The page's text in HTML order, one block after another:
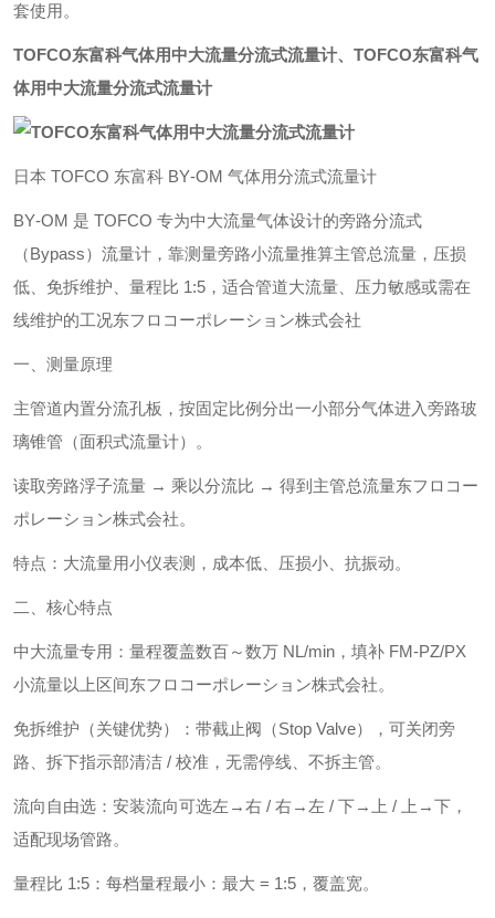
套使用。
TOFCO东富科气体用中大流量分流式流量计、 TOFCO东富科气
体用中大流量分流式流量计
日本 TOFCO 东富科 BY‑OM 气体用分流式流量计
BY‑OM 是 TOFCO 专为中大流量气体设计的旁路分流式
（Bypass）流量计，靠测量旁路小流量推算主管总流量，压损
低、免拆维护、量程比 1:5，适合管道大流量、压力敏感或需在
线维护的工况东フロコーポレーション株式会社
一、测量原理
主管道内置分流孔板，按固定比例分出一小部分气体进入旁路玻
璃锥管（面积式流量计）。
读取旁路浮子流量 → 乘以分流比 → 得到主管总流量东フロコー
ポレーション株式会社。
特点：大流量用小仪表测，成本低、压损小、抗振动。
二、核心特点
中大流量专用：量程覆盖数百～数万 NL/min，填补 FM‑PZ/PX
小流量以上区间东フロコーポレーション株式会社。
免拆维护（关键优势）：带截止阀（Stop Valve），可关闭旁
路、拆下指示部清洁 / 校准，无需停线、不拆主管。
流向自由选：安装流向可选左→右 / 右→左 / 下→上 / 上→下，
适配现场管路。
量程比 1:5：每档量程最小：最大 = 1:5，覆盖宽。